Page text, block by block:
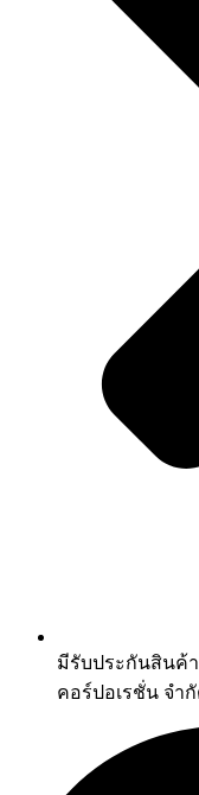
มีรับประกันสินค้า
คอร์ปอเรชั่น จำ